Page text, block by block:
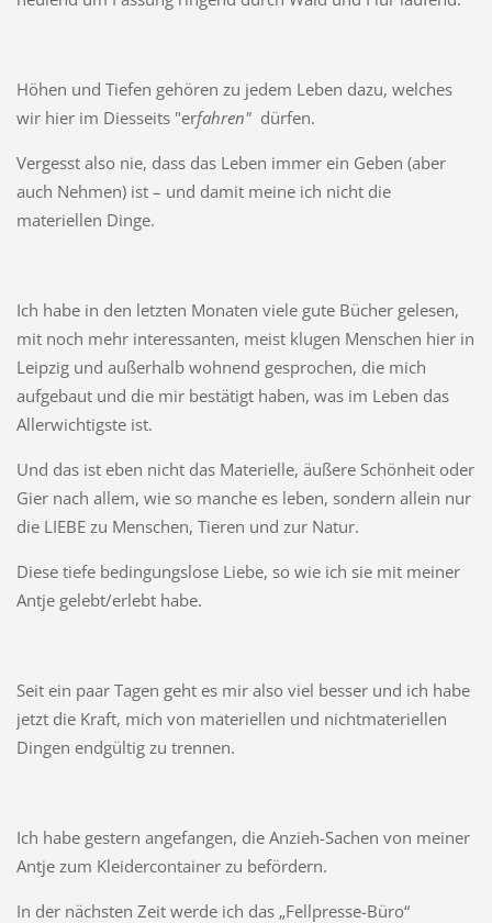
Höhen und Tiefen gehören zu jedem Leben dazu, welches
wir hier im Diesseits "erfahren"dürfen.
Vergesst also nie, dass das Leben immer ein Geben (aber
auch Nehmen) ist – und damit meine ich nicht die
materiellen Dinge.
Ich habe in den letzten Monaten viele gute Bücher gelesen,
mit noch mehr interessanten, meist klugen Menschen hier in
Leipzig und außerhalb wohnend gesprochen, die mich
aufgebaut und die mir bestätigt haben, was im Leben das
Allerwichtigste ist.
Und das ist eben nicht das Materielle, äußere Schönheit oder
Gier nach allem, wie so manche es leben, sondern allein nur
die LIEBE zu Menschen, Tieren und zur Natur.
Diese tiefe bedingungslose Liebe, so wie ich sie mit meiner
Antje gelebt/erlebt habe.
Seit ein paar Tagen geht es mir also viel besser und ich habe
jetzt die Kraft, mich von materiellen und nichtmateriellen
Dingen endgültig zu trennen.
Ich habe gestern angefangen, die Anzieh-Sachen von meiner
Antje zum Kleidercontainer zu befördern.
In der nächsten Zeit werde ich das „Fellpresse-Büro“